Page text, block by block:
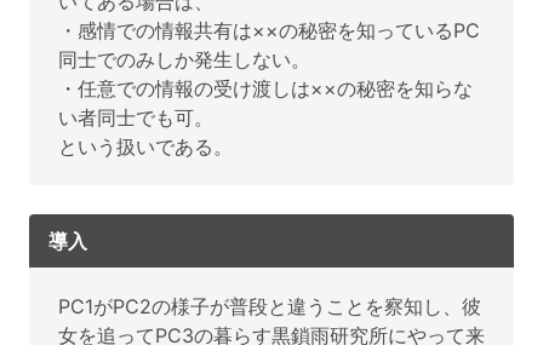
・感情での情報共有は××の秘密を知っているPC
同士でのみしか発生しない。
・任意での情報の受け渡しは××の秘密を知らな
い者同士でも可。
という扱いである。
導入
PC1がPC2の様子が普段と違うことを察知し、彼
女を追ってPC3の暮らす黒鎖雨研究所にやって来